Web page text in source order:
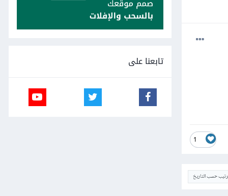
1
حسب التاريخ
تابعنا على